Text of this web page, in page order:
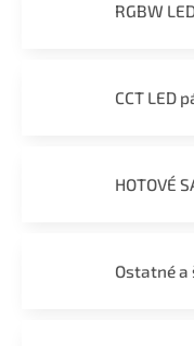
RGBW
CCT LED
HOTOVÉ
Ostatné a